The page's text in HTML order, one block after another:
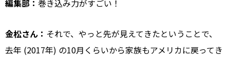
編集部： 巻き込み力がすごい！
金松さん： それで、やっと先が見えてきたということで、
去年 (2017年) の10月くらいから家族もアメリカに戻ってき